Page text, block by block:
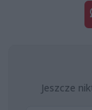
Jeszcze